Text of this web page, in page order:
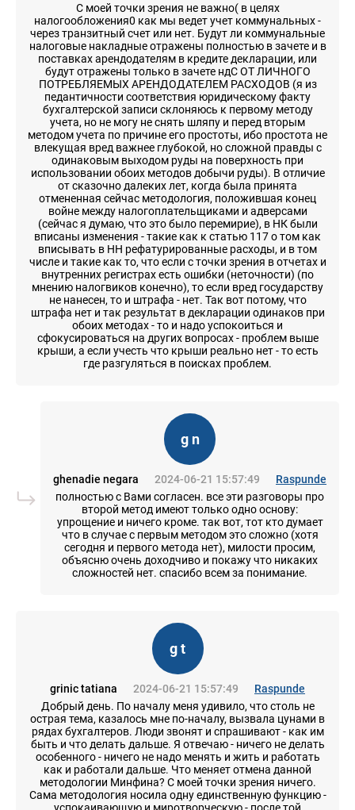
С моей точки зрения не важно( в целях
налогообложения0 как мы ведет учет коммунальных -
через транзитный счет или нет. Будут ли коммунальные
налоговые накладные отражены полностью в зачете и в
поставках арендодателям в кредите декларации, или
будут отражены только в зачете ндС ОТ ЛИЧНОГО
ПОТРЕБЛЯЕМЫХ АРЕНДОДАТЕЛЕМ РАСХОДОВ (я из
педантичности соответствия юридическому факту
бухгалтерской записи склоняюсь к первому методу
учета, но не могу не снять шляпу и перед вторым
методом учета по причине его простоты, ибо простота не
влекущая вред важнее глубокой, но сложной правды с
одинаковым выходом руды на поверхность при
использовании обоих методов добычи руды). В отличие
от сказочно далеких лет, когда была принята
отмененная сейчас методология, положившая конец
войне между налогоплательщиками и адверсами
(сейчас я думаю, что это было перемирие), в НК были
вписаны изменения - такие как к статью 117 о том как
вписывать в НН рефатурированные расходы, и в том
числе и такие как то, что если с точки зрения в отчетах и
внутренних регистрах есть ошибки (неточности) (по
мнению налогвиков конечно), то если вред государству
не нанесен, то и штрафа - нет. Так вот потому, что
штрафа нет и так результат в декларации одинаков при
обоих методах - то и надо успокоиться и
сфокусироваться на других вопросах - проблем выше
крыши, а если учесть что крыши реально нет - то есть
где разгуляться в поисках проблем.
g n
ghenadie negara 2024-06-21 15:57:49
Raspunde
полностью с Вами согласен. все эти разговоры про
второй метод имеют только одно основу:
упрощение и ничего кроме. так вот, тот кто думает
что в случае с первым методом это сложно (хотя
сегодня и первого метода нет), милости просим,
объясню очень доходчиво и покажу что никаких
сложностей нет. спасибо всем за понимание.
g t
grinic tatiana 2024-06-21 15:57:49
Raspunde
Добрый день. По началу меня удивило, что столь не
острая тема, казалось мне по-началу, вызвала цунами в
рядах бухгалтеров. Люди звонят и спрашивают - как им
быть и что делать дальше. Я отвечаю - ничего не делать
особенного - ничего не надо менять и жить и работать
как и работали дальше. Что меняет отмена данной
методологии Минфина? С моей точки зрения ничего.
Сама методология носила одну единственную функцию -
успокаивающую и миротворческую - после той